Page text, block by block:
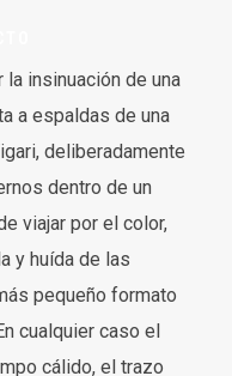
insinuación de una
a espaldas de una
deliberadamente
dentro de un
viajar por el color,
y huída de las
pequeño formato
cualquier caso el
cálido, el trazo